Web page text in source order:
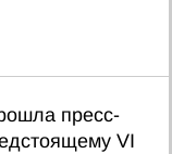
пресс-
VI